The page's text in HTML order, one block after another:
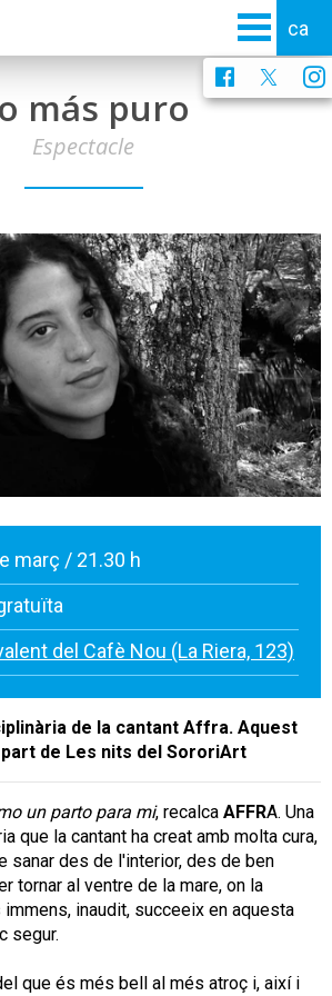
más puro
Espectacle
març / 21.30 h
del Cafè Nou (La Riera, 123)
de la cantant Affra. Aquest
de Les nits del SororiArt
un parto para mi, recalca AFFRA. Una
que la cantant ha creat amb molta cura,
sanar des de l'interior, des de ben
tornar al ventre de la mare, on la
inaudit, succeeix en aquesta
segur.
que és més bell al més atroç i, així i